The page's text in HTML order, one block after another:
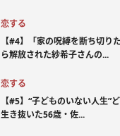
恋する
【#4】「家の呪縛を断ち切り
ら解放された紗希子さんの...
恋する
【#5】“子どものいない人生
生き抜いた56歳・佐...